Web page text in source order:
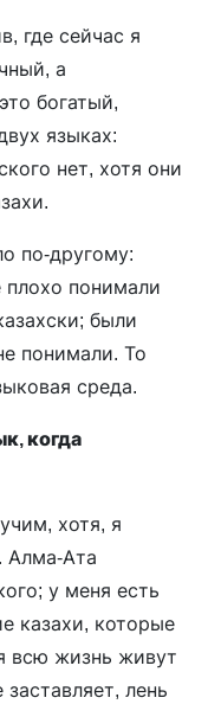
где сейчас я
а
богатый,
языках:
нет, хотя они
по-другому:
плохо понимали
были
понимали. То
среда.
когда
хотя, я
Алма-Ата
у меня есть
казахи, которые
всю жизнь живут
лень